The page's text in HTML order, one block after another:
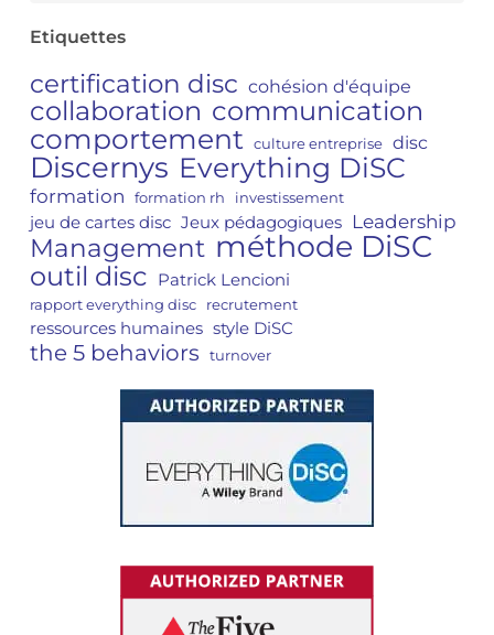
Etiquettes
certification disc cohésion d'équipe
collaboration communication
comportement culture entreprise disc
Discernys Everything DiSC
formation formation rh investissement
jeu de cartes disc Jeux pédagogiques Leadership
Management méthode DiSC
outil disc Patrick Lencioni
rapport everything disc recrutement
ressources humaines style DiSC
the 5 behaviors turnover